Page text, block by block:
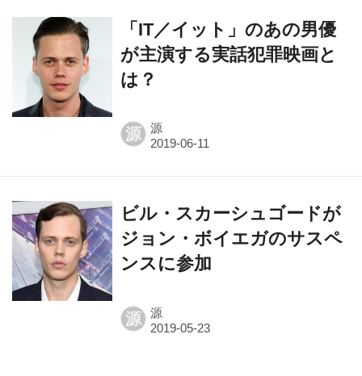
「IT／イット」のあの男優
が主演する実話犯罪映画と
は？
源 源
ビル・スカーシュゴードが
ジョン・ボイエガのサスペ
ンスに参加
源 源